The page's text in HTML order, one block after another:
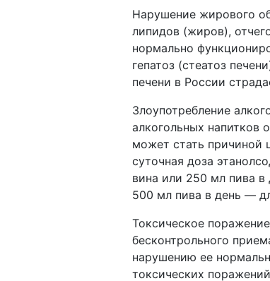
Нарушение жирового
липидов (жиров),
нормально
гепатоз (стеатоз
печени в России
Злоупотребление
алкогольных напитков
может стать причиной
суточная доза
вина или 250 мл пива
500 мл пива в день —
Токсическое
бесконтрольного
нарушению ее
токсических